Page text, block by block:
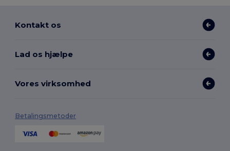
Kontakt os
Lad os hjælpe
Vores virksomhed
Betalingsmetoder